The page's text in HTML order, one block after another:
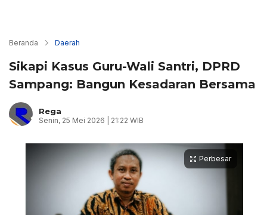
Beranda Daerah
Sikapi Kasus Guru-Wali Santri, DPRD
Sampang: Bangun Kesadaran Bersama
Rega
Senin, 25 Mei 2026 | 21:22 WIB
Perbesar